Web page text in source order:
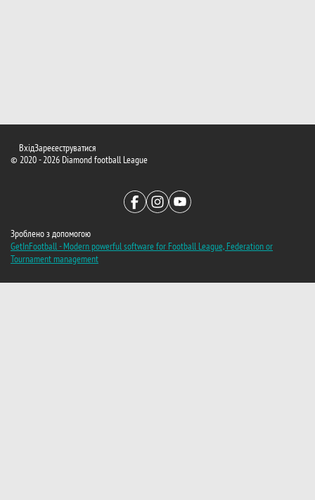
© 2020 - 2026 Diamond football League
ВхідЗареєеструватися
Зроблено з допомогою
GetInFootball - Modern powerful software for Football League, Federation or
Tournament management